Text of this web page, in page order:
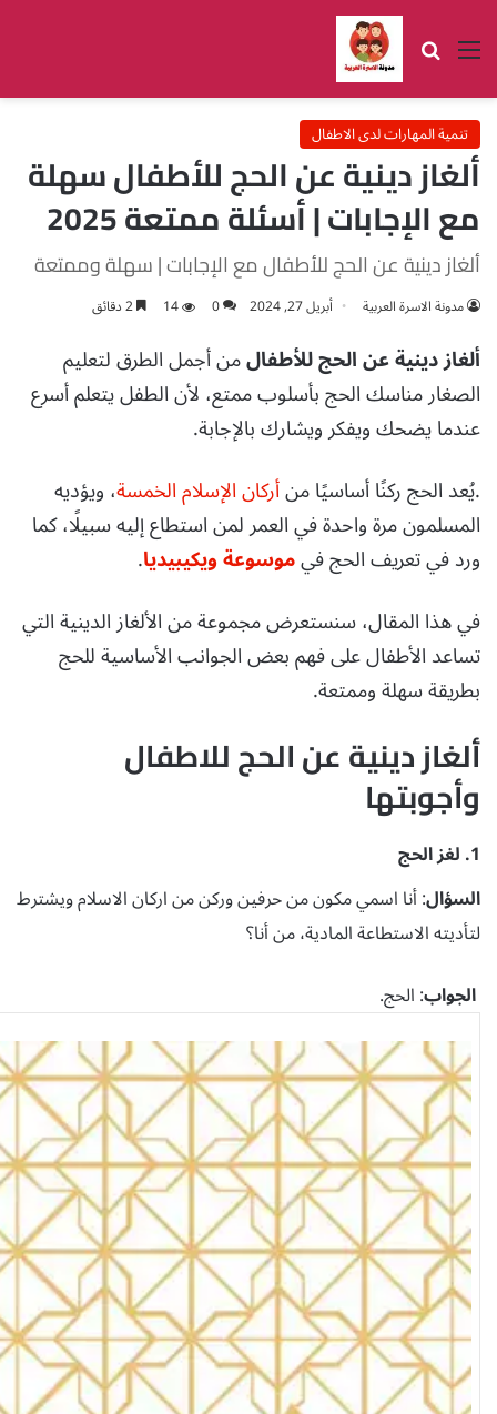
القائمة بحث عن
تنمية المهارات لدى الاطفال
ألغاز دينية عن الحج للأطفال سهلة
مع الإجابات | أسئلة ممتعة 2025
ألغاز دينية عن الحج للأطفال مع الإجابات | سهلة وممتعة
مدونة الاسرة العربية أبريل 27, 2024 0
14
ألغاز دينية عن الحج للأطفالمن أجمل الطرق لتعليم
الصغار مناسك الحج بأسلوب ممتع، لأن الطفل يتعلم أسرع
عندما يضحك ويفكر ويشارك بالإجابة.
.يُعد الحج ركنًا أساسيًا منأركان الإسلام الخمسة، ويؤديه
المسلمون مرة واحدة في العمر لمن استطاع إليه سبيلًا، كما
ورد في تعريف الحج فيموسوعة ويكيبيديا.
في هذا المقال، سنستعرض مجموعة من الألغاز الدينية التي
تساعد الأطفال على فهم بعض الجوانب الأساسية للحج
بطريقة سهلة وممتعة.
ألغاز دينية عن الحج للاطفال
وأجوبتها
1. لغز الحج
السؤال: أنا اسمي مكون من حرفين وركن من اركان الاسلام ويشترط
لتأديته الاستطاعة المادية، من أنا؟
الجواب: الحج.